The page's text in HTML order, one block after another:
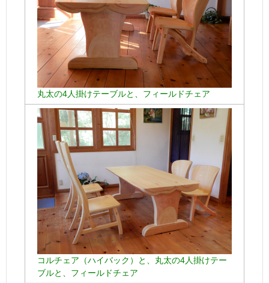
丸太の4人掛けテーブルと、フィールドチェア
コルチェア（ハイバック）と、丸太の4人掛けテー
ブルと、フィールドチェア